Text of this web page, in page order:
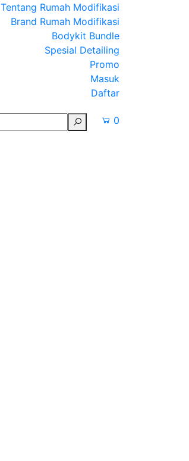
Tentang Rumah Modifikasi
Brand Rumah Modifikasi
Bodykit Bundle
Spesial Detailing
Promo
Masuk
Daftar
0